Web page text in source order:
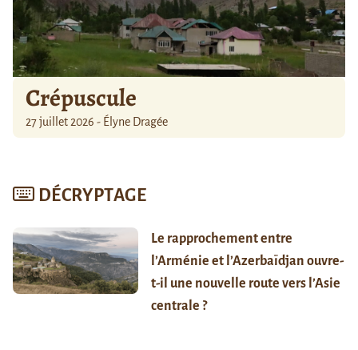
Crépuscule
27 juillet 2026 - Élyne Dragée
DÉCRYPTAGE
Le rapprochement entre
l’Arménie et l’Azerbaïdjan ouvre-
t-il une nouvelle route vers l’Asie
centrale ?